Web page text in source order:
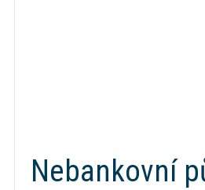
Nebankovní